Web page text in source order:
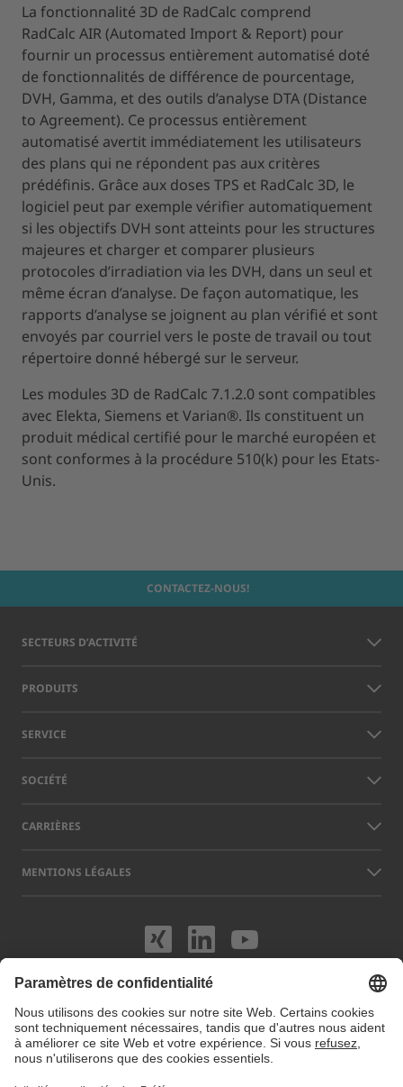
La fonctionnalité 3D de RadCalc comprend
RadCalc AIR (Automated Import & Report) pour
fournir un processus entièrement automatisé doté
de fonctionnalités de différence de pourcentage,
DVH, Gamma, et des outils d’analyse DTA (Distance
to Agreement). Ce processus entièrement
automatisé avertit immédiatement les utilisateurs
des plans qui ne répondent pas aux critères
prédéfinis. Grâce aux doses TPS et RadCalc 3D, le
logiciel peut par exemple vérifier automatiquement
si les objectifs DVH sont atteints pour les structures
majeures et charger et comparer plusieurs
protocoles d’irradiation via les DVH, dans un seul et
même écran d’analyse. De façon automatique, les
rapports d’analyse se joignent au plan vérifié et sont
envoyés par courriel vers le poste de travail ou tout
répertoire donné hébergé sur le serveur.
Les modules 3D de RadCalc 7.1.2.0 sont compatibles
avec Elekta, Siemens et Varian®. Ils constituent un
produit médical certifié pour le marché européen et
sont conformes à la procédure 510(k) pour les Etats-
Unis.
CONTACTEZ-NOUS!
SECTEURS D’ACTIVITÉ
PRODUITS
SERVICE
SOCIÉTÉ
CARRIÈRES
MENTIONS LÉGALES
Rendez-nous
Rendez-
Les noms d’autres sociétés et produits mentionnés sur ce site peuvent
être des marques ou des marques déposées qui n’appartiennent pas à
LAP, mais à leurs exploitants respectifs. Notre site web utilise des
cookies. Vous pouvez gérer ou désactiver ces cookies dans les
préférences de cookies
. Pour plus d'informations, consultez notre site